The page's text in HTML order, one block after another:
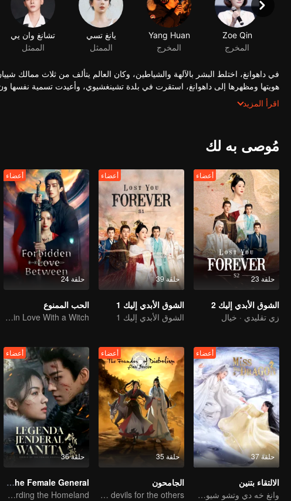
Zoe Qin
المخرج
Yang Huan
المخرج
يانغ تسي
الممثل
تشانغ وان يي
الممثل
في داهوانغ، اختلط البشر بالآلهة والشياطين، وكان العالم يتألف من ثلاث ممالك
هويتها ومظهرها إلى داهوانغ، استقرت في بلدة تشينغشيوي، وأعيدت تسمية نفسها
من مملكة شييان تم احتجازه كرهينة في هاولينغ. على الرغم من كل العار، للعثور
أنقذت شياو ليو تو شان جينغ في خطر ووقعت في حبه تدريجياً. في هذه الأثناء، بعد
في الأنهار والبحيرات. تسانغ شيوان الذي لم يحصل على حبه يبذل كل طاقته في حكم
اقرأ المزيد
مُوصى به لك
حلقة 23
أعضاء
الشوق الأبدي إليك 2
زي تقليدي · خيال
حلقة 39
أعضاء
الشوق الأبدي إليك 1
الشوق الأبدي إليك 1
حلقة 24
أعضاء
الحب الممنوع
An Immortal Falls in Love With a Witch
حلقة 37
أعضاء
الالتقاء بتنين
وانغ خه دي وتشو شيوى دان في أربعة أعمار من الحب
حلقة 35
أعضاء
الجامحون
The youth from clan of cultivators killed the devils for the others
حلقة 36
أعضاء
Legend of The Female General
Zhou Ye and Cheng Lei Star in Drama About a Young General Guarding the Homeland